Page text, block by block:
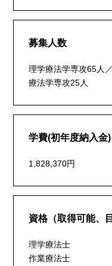
募集人数
理学療法学専攻65人
療法学専攻25人
学費(初年度納入金)
1,828,370円
資格（取得可能、
理学療法士
作業療法士